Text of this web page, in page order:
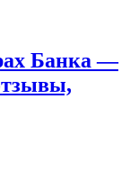
Банка —